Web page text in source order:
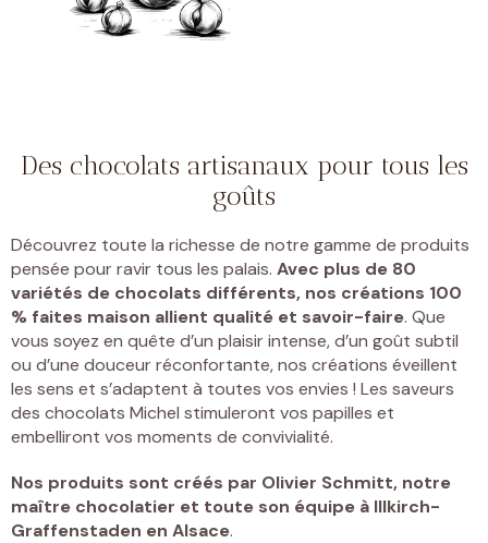
Des chocolats artisanaux pour tous les
goûts
Découvrez toute la richesse de notre gamme de produits
pensée pour ravir tous les palais. Avec plus de 80
variétés de chocolats différents, nos créations 100
% faites maison allient qualité et savoir-faire. Que
vous soyez en quête d’un plaisir intense, d’un goût subtil
ou d’une douceur réconfortante, nos créations éveillent
les sens et s’adaptent à toutes vos envies ! Les saveurs
des chocolats Michel stimuleront vos papilles et
embelliront vos moments de convivialité.
Nos produits sont créés par Olivier Schmitt, notre
maître chocolatier et toute son équipe à Illkirch-
Graffenstaden en Alsace.